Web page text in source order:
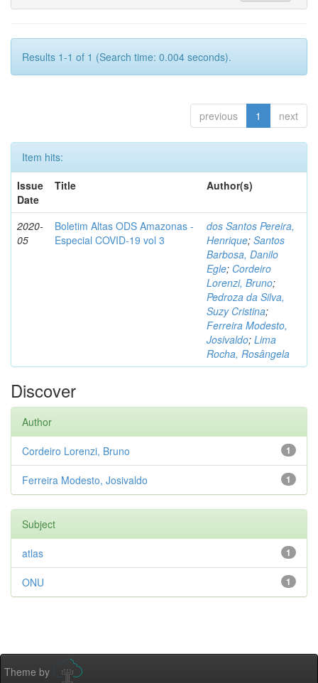
Results 1-1 of 1 (Search time: 0.004 seconds).
previous 1 next
Item hits:
Issue
Date
Title Author(s)
2020-
05
Boletim Altas ODS Amazonas -
Especial COVID-19 vol 3
dos Santos Pereira,
Henrique; Santos
Barbosa, Danilo
Egle; Cordeiro
Lorenzi, Bruno;
Pedroza da Silva,
Suzy Cristina;
Ferreira Modesto,
Josivaldo; Lima
Rocha, Rosângela
Discover
Author
1
Cordeiro Lorenzi, Bruno
1
Ferreira Modesto, Josivaldo
Subject
1
atlas
1
ONU
Theme by